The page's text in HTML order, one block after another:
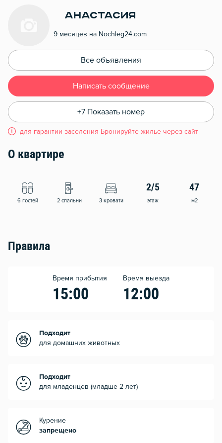
Анастасия
9 месяцев на Nochleg24.com
Все объявления
Написать сообщение
+7 Показать номер
для гарантии заселения Бронируйте жилье через сайт
О квартире
6 гостей 2 спальни 3 кровати
2/5
этаж
47
м2
Правила
Время прибытия
15:00
Время выезда
12:00
Подходит
для домашних животных
Подходит
для младенцев (младше 2 лет)
Курение
запрещено